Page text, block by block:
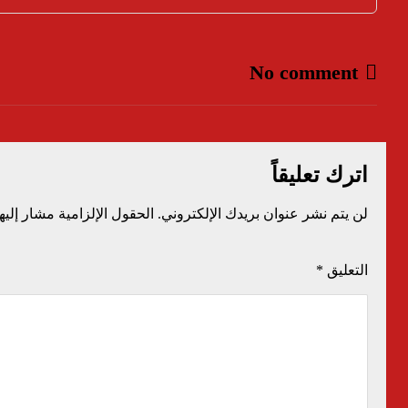
No comment
اترك تعليقاً
لن يتم نشر عنوان بريدك الإلكتروني. الحقول الإلزامية مشار
التعليق *